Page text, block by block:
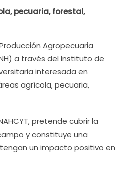
pecuaria, forestal,
Agropecuaria
a través del Instituto de
interesada en
agrícola, pecuaria,
pretende cubrir la
y constituye una
un impacto positivo en